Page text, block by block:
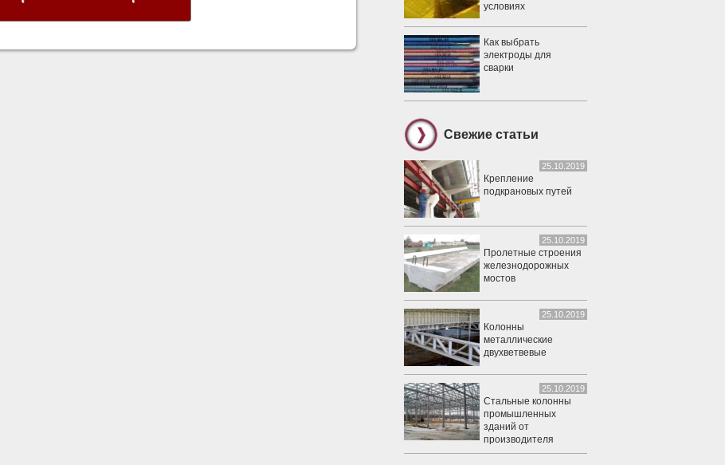
условиях
Как выбрать
электроды для
сварки
Свежие статьи
25.10.2019
Крепление
подкрановых путей
25.10.2019
Пролетные строения
железнодорожных
мостов
25.10.2019
Колонны
металлические
двухветвевые
25.10.2019
Стальные колонны
промышленных
зданий от
производителя